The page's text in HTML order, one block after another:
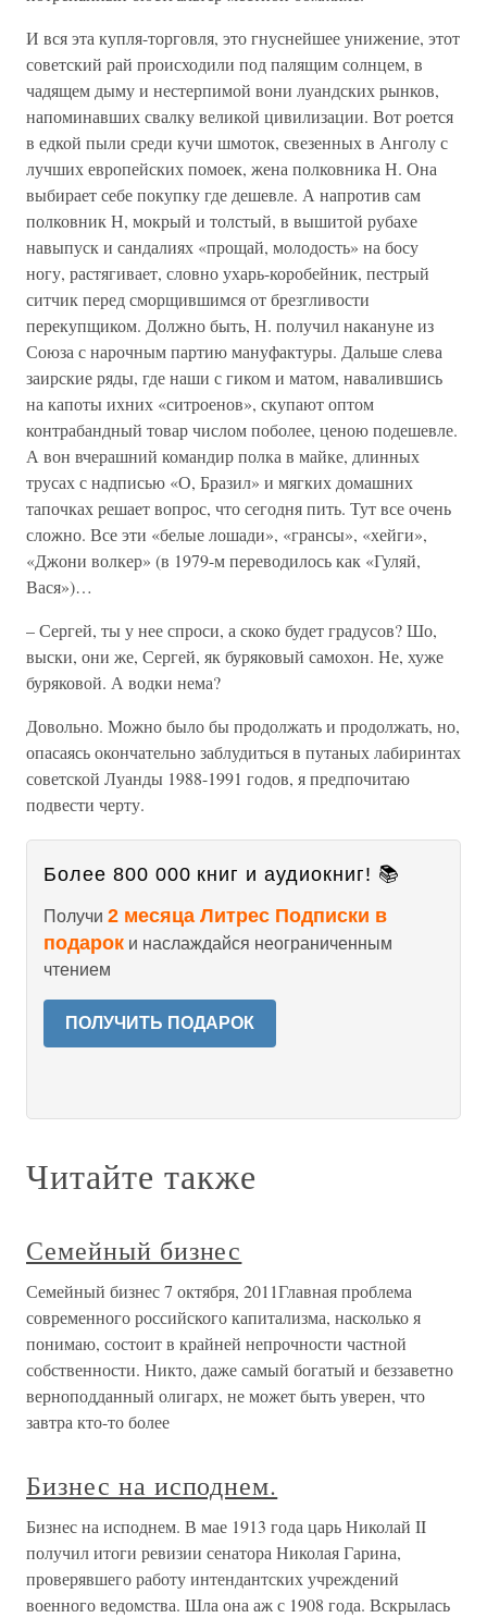
И вся эта купля-торговля, это гнуснейшее унижение, этот
советский рай происходили под палящим солнцем, в
чадящем дыму и нестерпимой вони луандских рынков,
напоминавших свалку великой цивилизации. Вот роется
в едкой пыли среди кучи шмоток, свезенных в Анголу с
лучших европейских помоек, жена полковника Н. Она
выбирает себе покупку где дешевле. А напротив сам
полковник Н, мокрый и толстый, в вышитой рубахе
навыпуск и сандалиях «прощай, молодость» на босу
ногу, растягивает, словно ухарь-коробейник, пестрый
ситчик перед сморщившимся от брезгливости
перекупщиком. Должно быть, Н. получил накануне из
Союза с нарочным партию мануфактуры. Дальше слева
заирские ряды, где наши с гиком и матом, навалившись
на капоты ихних «ситроенов», скупают оптом
контрабандный товар числом поболее, ценою подешевле.
А вон вчерашний командир полка в майке, длинных
трусах с надписью «О, Бразил» и мягких домашних
тапочках решает вопрос, что сегодня пить. Тут все очень
сложно. Все эти «белые лошади», «грансы», «хейги»,
«Джони волкер» (в 1979-м переводилось как «Гуляй,
Вася»)…
– Сергей, ты у нее спроси, а скоко будет градусов? Шо,
выски, они же, Сергей, як буряковый самохон. Не, хуже
буряковой. А водки нема?
Довольно. Можно было бы продолжать и продолжать, но,
опасаясь окончательно заблудиться в путаных лабиринтах
советской Луанды 1988-1991 годов, я предпочитаю
подвести черту.
Более 800 000 книг и аудиокниг! 📚
Получи 2 месяца Литрес Подписки в
подарок и наслаждайся неограниченным
чтением
ПОЛУЧИТЬ ПОДАРОК
Читайте также
Семейный бизнес
Семейный бизнес 7 октября, 2011Главная проблема
современного российского капитализма, насколько я
понимаю, состоит в крайней непрочности частной
собственности. Никто, даже самый богатый и беззаветно
верноподданный олигарх, не может быть уверен, что
завтра кто-то более
Бизнес на исподнем.
Бизнес на исподнем. В мае 1913 года царь Николай II
получил итоги ревизии сенатора Николая Гарина,
проверявшего работу интендантских учреждений
военного ведомства. Шла она аж с 1908 года. Вскрылась